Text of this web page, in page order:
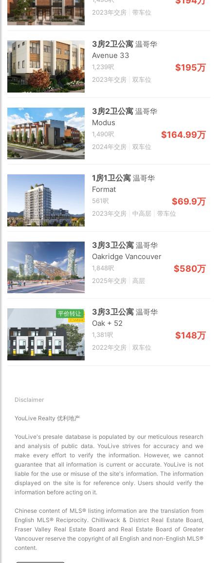
Choose view
Map view
Traffic conditions
Show traffic incidents
2023年交房 带车位
3房2卫公寓温哥华
Avenue 33
1,239呎 $195万
2023年交房 双车位
3房2卫公寓温哥华
Modus
1,490呎 $164.99万
2024年交房 双车位
1房1卫公寓温哥华
Format
561呎 $69.9万
2023年交房 中高层 带车位
3房3卫公寓温哥华
Oakridge Vancouver
1,848呎 $580万
2025年交房 高层
平价转让 3房3卫公寓温哥华
Oak + 52
1,381呎 $148万
2022年交房 双车位
Disclaimer
YouLive Realty 优利地产
YouLive's presale database is populated by our meticulous research
and analysis of public data. YouLive strives for accuracy and we
make every effort to verify the information. However, we cannot
guarantee that all information is current or accurate. YouLive is not
liable for the use or misuse of the site's information. The information
displayed on the site is for reference only. Users should verify the
information before acting on it.
Chinese content of MLS® listing information are the translation from
English MLS® Reciprocity. Chilliwack & District Real Estate Board,
Fraser Valley Real Estate Board and Real Estate Board of Greater
Vancouver reserve the copyright of all English and non-English MLS®
content.